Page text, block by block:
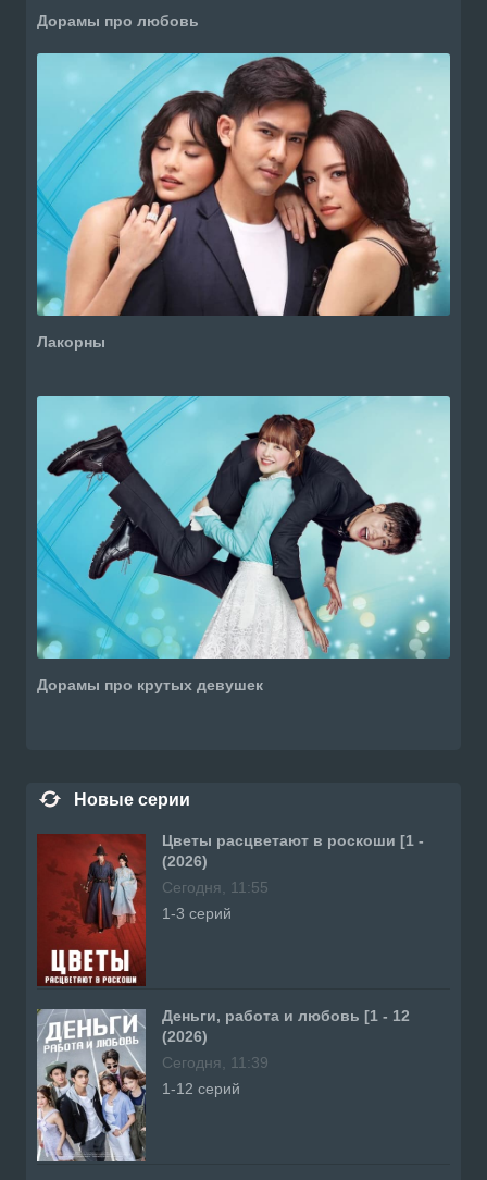
Дорамы про любовь
Лакорны
Дорамы про крутых девушек
Новые серии
Цветы расцветают в роскоши [1 -
(2026)
Сегодня, 11:55
1-3 серий
Деньги, работа и любовь [1 - 12
(2026)
Сегодня, 11:39
1-12 серий